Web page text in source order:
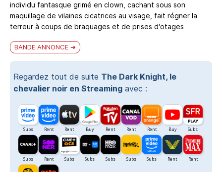
individu fantasque grimé en clown, cachant sous son
maquillage de vilaines cicatrices au visage, fait régner la
terreur à coups de braquages et de prises d'otages
BANDE ANNONCE
Regardez tout de suite The Dark Knight, le
chevalier noir en Streaming avec :